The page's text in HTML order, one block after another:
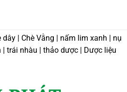
dây | Chè Vằng | nấm lim xanh | nụ
trái nhàu | thảo dược | Dược liệu